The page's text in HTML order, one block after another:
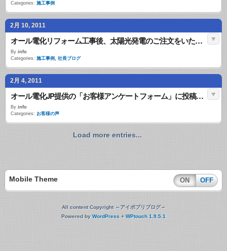
Categories: 施工事例
2月 10, 2011
オール電化リフォーム工事後、太陽光発電のご注文をいただきました。
By info
Categories: 施工事例, 社長ブログ
2月 4, 2011
オール電化JP提供の「お客様アンケートフォーム」に投稿されたお客様の声
By info
Categories: お客様の声
Load more entries...
Mobile Theme ON OFF
All content Copyright ～アイポプリブログ～
Powered by WordPress +WPtouch 1.9.5.1